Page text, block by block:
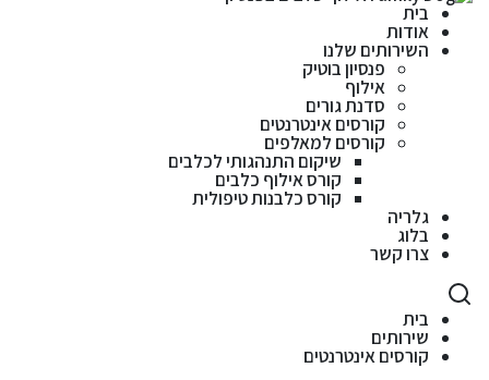
בית
אודות
השירותים שלנו
פנסיון בוטיק
אילוף
סדנת גורים
קורסים אינטרנטים
קורסים למאלפים
שיקום התנהגותי לכלבים
קורס אילוף כלבים
קורס כלבנות טיפולית
גלריה
בלוג
צרו קשר
בית
שירותים
קורסים אינטרנטים